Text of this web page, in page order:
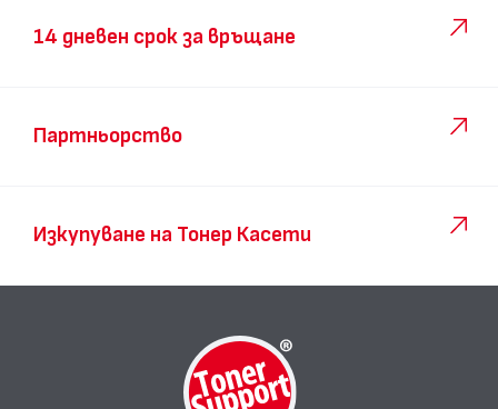
14 дневен срок за връщане
Партньорство
Изкупуване на Тонер Касети